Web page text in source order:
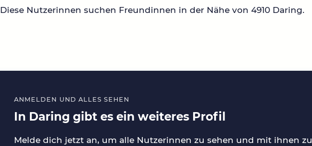
Diese Nutzerinnen suchen Freundinnen in der Nähe von 4910 Daring.
ANMELDEN UND ALLES SEHEN
In Daring gibt es ein weiteres Profil
Melde dich jetzt an, um alle Nutzerinnen zu sehen und mit ihnen zu